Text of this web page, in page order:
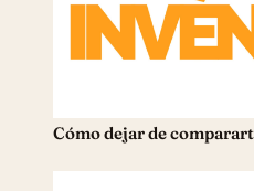
Cómo dejar de